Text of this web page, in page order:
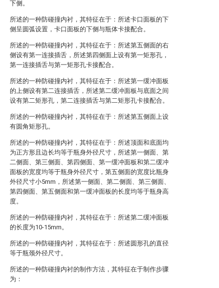
下侧。
所述的一种防碰撞内衬，其特征在于：所述卡口面板的下
侧呈圆弧设置，卡口面板的下侧与瓶体卡接配合。
所述的一种防碰撞内衬，其特征在于：所述第五侧面的右
侧设有第一连接插舌，所述第四侧面上设有第一矩形孔，
第一连接插舌与第一矩形孔卡接配合。
所述的一种防碰撞内衬，其特征在于：所述第一缓冲面板
的上侧设有第二连接插舌，所述第二缓冲面板与底面之间
设有第二矩形孔，第二连接插舌与第二矩形孔卡接配合。
所述的一种防碰撞内衬，其特征在于：所述第五侧面上设
有圆角矩形孔。
所述的一种防碰撞内衬，其特征在于：所述顶面和底面均
为正方形且边长均等于瓶身外径尺寸，所述第一侧面、第
二侧面、第三侧面、第四侧面、第一缓冲面板和第二缓冲
面板的宽度均等于瓶身外径尺寸，第五侧面的宽度比瓶身
外径尺寸小5mm，所述第一侧面、第二侧面、第三侧面、
第四侧面、第五侧面和第一缓冲面板的长度均等于瓶身高
度。
所述的一种防碰撞内衬，其特征在于：所述第二缓冲面板
的长度为10-15mm。
所述的一种防碰撞内衬，其特征在于：所述圆形孔的直径
等于瓶颈外径尺寸。
所述的一种防碰撞内衬的制作方法，其特征在于制作步骤
为：